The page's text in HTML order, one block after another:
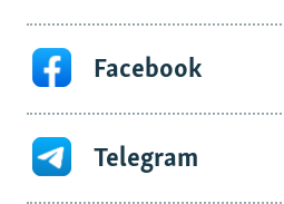
Facebook
Telegram